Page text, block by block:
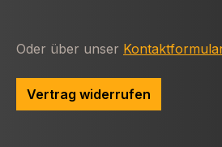
Oder über unser
Vertrag widerrufen